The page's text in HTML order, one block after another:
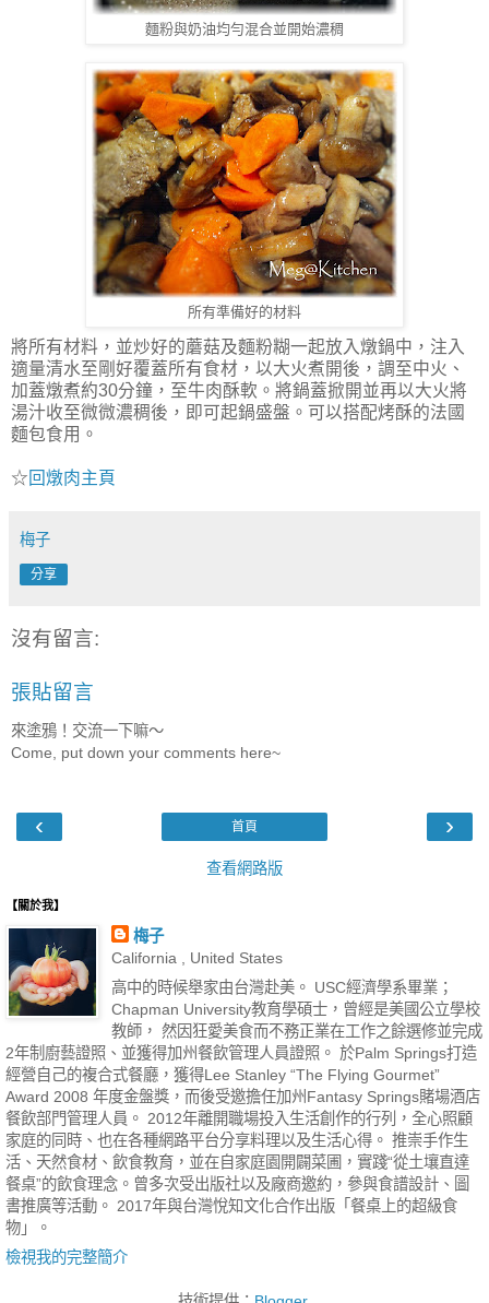
麵粉與奶油均勻混合並開始濃稠
所有準備好的材料
將所有材料，並炒好的蘑菇及麵粉糊一起放入燉鍋中，注入
適量清水至剛好覆蓋所有食材，以大火煮開後 ，調至中火、
加蓋燉煮約30分鐘，至牛肉酥軟。將鍋蓋掀開並再以大火將
湯汁收至微微濃稠後，即可起鍋盛盤。可以搭配烤酥的法國
麵包食用。
☆ 回燉肉主頁
梅子
分享
沒有留言:
張貼留言
來塗鴉！交流一下嘛～
Come, put down your comments here~
‹ ›
首頁
查看網路版
【關於我】
梅子
California , United States
高中的時候舉家由台灣赴美。 USC經濟學系畢業；
Chapman University教育學碩士，曾經是美國公立學校
教師， 然因狂愛美食而不務正業在工作之餘選修並完成
2年制廚藝證照、並獲得加州餐飲管理人員證照。 於Palm Springs打造
經營自己的複合式餐廳，獲得Lee Stanley “The Flying Gourmet”
Award 2008 年度金盤獎，而後受邀擔任加州Fantasy Springs賭場酒店
餐飲部門管理人員。 2012年離開職場投入生活創作的行列，全心照顧
家庭的同時、也在各種網路平台分享料理以及生活心得。 推崇手作生
活、天然食材、飲食教育，並在自家庭園開闢菜圃，實踐“從土壤直達
餐桌”的飲食理念。曾多次受出版社以及廠商邀約，參與食譜設計、圖
書推廣等活動。 2017年與台灣悅知文化合作出版「餐桌上的超級食
物」。
檢視我的完整簡介